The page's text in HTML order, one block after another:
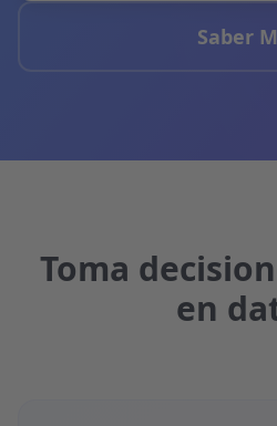
Saber
Toma
en